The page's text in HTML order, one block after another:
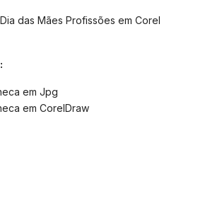
das Mães Profissões em Corel
em Jpg
em CorelDraw